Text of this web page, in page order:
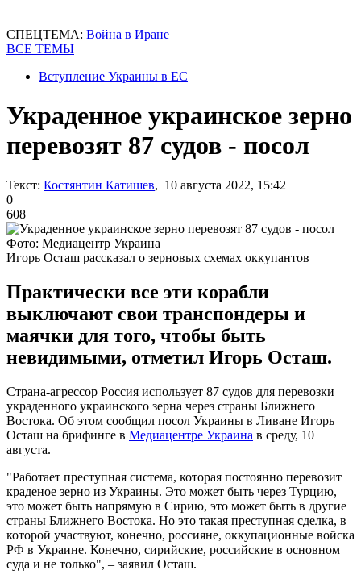
СПЕЦТЕМА: Война в Иране
ВСЕ ТЕМЫ
Вступление Украины в ЕС
Украденное украинское зерно
перевозят 87 судов - посол
Текст: Костянтин Катишев, 10 августа 2022, 15:42
0
608
Фото: Медиацентр Украина
Игорь Осташ рассказал о зерновых схемах оккупантов
Практически все эти корабли
выключают свои транспондеры и
маячки для того, чтобы быть
невидимыми, отметил Игорь Осташ.
Страна-агрессор Россия использует 87 судов для перевозки
украденного украинского зерна через страны Ближнего
Востока. Об этом сообщил посол Украины в Ливане Игорь
Осташ на брифинге в Медиацентре Украина в среду, 10
августа.
"Работает преступная система, которая постоянно перевозит
краденое зерно из Украины. Это может быть через Турцию,
это может быть напрямую в Сирию, это может быть в другие
страны Ближнего Востока. Но это такая преступная сделка, в
которой участвуют, конечно, россияне, оккупационные войска
РФ в Украине. Конечно, сирийские, российские в основном
суда и не только", – заявил Осташ.